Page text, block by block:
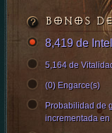
BONOS
8,419 de
5,164 de
(0) Engarce(s)
Probabilidad de
incrementada en